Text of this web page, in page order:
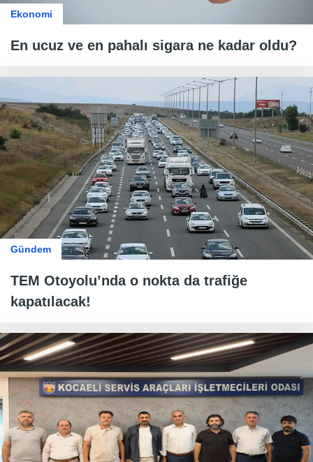
Ekonomi
En ucuz ve en pahalı sigara ne kadar oldu?
Gündem
TEM Otoyolu’nda o nokta da trafiğe
kapatılacak!